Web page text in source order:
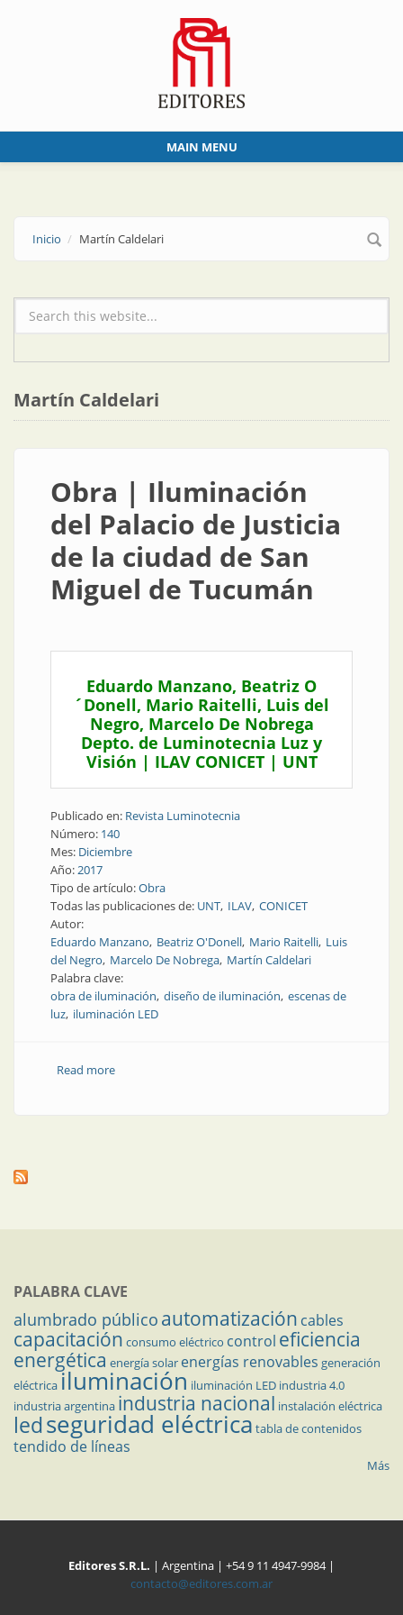
MAIN MENU
Inicio Martín Caldelari
Formulario de búsqueda
Martín Caldelari
Obra | Iluminación
del Palacio de Justicia
de la ciudad de San
Miguel de Tucumán
Eduardo Manzano, Beatriz O
´Donell, Mario Raitelli, Luis del
Negro, Marcelo De Nobrega
Depto. de Luminotecnia Luz y
Visión | ILAV CONICET | UNT
Publicado en: Revista Luminotecnia
Número: 140
Mes: Diciembre
Año:2017
Tipo de artículo:Obra
Todas las publicaciones de: UNT ILAV CONICET
Autor:
Eduardo Manzano Beatriz O'Donell Mario Raitelli Luis
del Negro Marcelo De Nobrega Martín Caldelari
Palabra clave:
obra de iluminación diseño de iluminación escenas de
luz iluminación LED
Read moreabout Obra | Iluminación del Palacio de Justicia de la
PALABRA CLAVE
alumbrado público automatización cables
capacitación consumo eléctrico control eficiencia
energética energía solar energías renovables generación
eléctricailuminación iluminación LED industria 4.0
industria argentina industria nacional instalación eléctrica
ledseguridad eléctrica tabla de contenidos
tendido de líneas
Más
Editores S.R.L. | Argentina | +54 9 11 4947-9984 |
contacto@editores.com.ar